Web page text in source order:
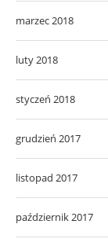
marzec 2018
luty 2018
styczeń 2018
grudzień 2017
listopad 2017
październik 2017